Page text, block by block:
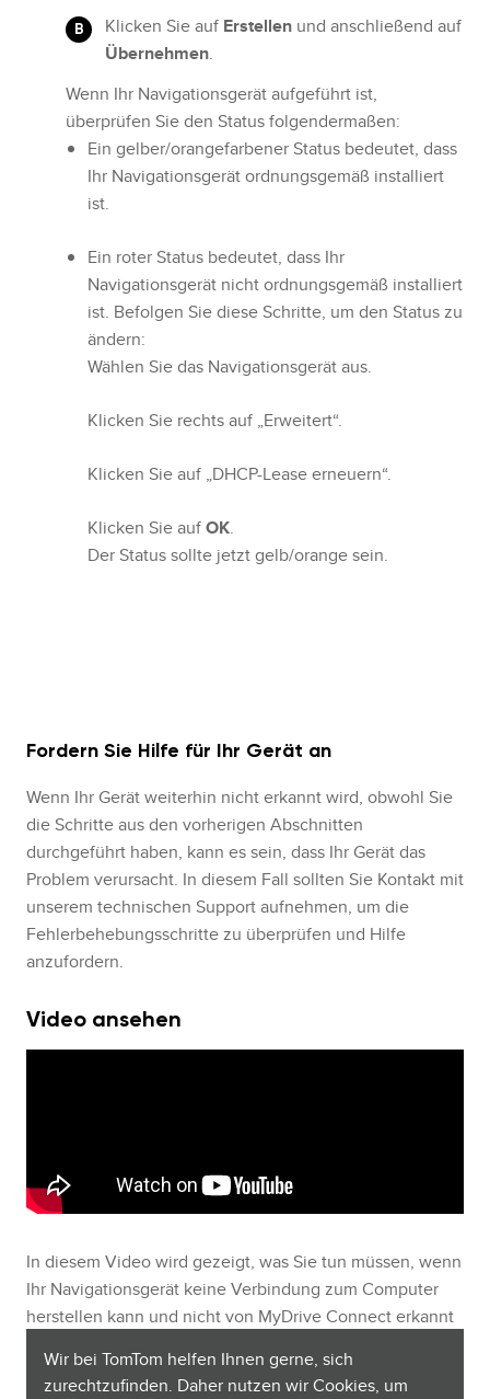
Wir bei TomTom helfen Ihnen gerne, sich
zurechtzufinden. Daher nutzen wir Cookies, um
Klicken Sie auf Erstellen und anschließend auf
Übernehmen.
Wenn Ihr Navigationsgerät aufgeführt ist,
überprüfen Sie den Status folgendermaßen:
Ein gelber/orangefarbener Status bedeutet, dass
Ihr Navigationsgerät ordnungsgemäß installiert
ist.
Ein roter Status bedeutet, dass Ihr
Navigationsgerät nicht ordnungsgemäß installiert
ist. Befolgen Sie diese Schritte, um den Status zu
ändern:
Wählen Sie das Navigationsgerät aus.
Klicken Sie rechts auf „Erweitert“.
Klicken Sie auf „DHCP-Lease erneuern“.
Klicken Sie aufOK.
Der Status sollte jetzt gelb/orange sein.
Fordern Sie Hilfe für Ihr Gerät an
Wenn Ihr Gerät weiterhin nicht erkannt wird, obwohl Sie
die Schritte aus den vorherigen Abschnitten
durchgeführt haben, kann es sein, dass Ihr Gerät das
Problem verursacht. In diesem Fall sollten Sie Kontakt mit
unserem technischen Support aufnehmen, um die
Fehlerbehebungsschritte zu überprüfen und Hilfe
anzufordern.
Video ansehen
In diesem Video wird gezeigt, was Sie tun müssen, wenn
Ihr Navigationsgerät keine Verbindung zum Computer
herstellen kann und nicht von MyDrive Connect erkannt
Schritte in diesem Video nicht von Ihrem Computer